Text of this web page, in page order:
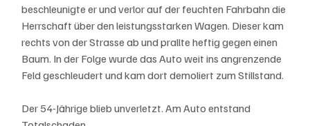
beschleunigte er und verlor auf der feuchten Fahrbahn die
Herrschaft über den leistungsstarken Wagen. Dieser kam
rechts von der Strasse ab und prallte heftig gegen einen
Baum. In der Folge wurde das Auto weit ins angrenzende
Feld geschleudert und kam dort demoliert zum Stillstand.
Der 54-Jährige blieb unverletzt. Am Auto entstand